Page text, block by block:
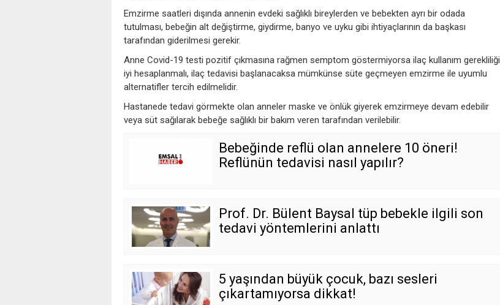
Emzirme saatleri dışında annenin evdeki sağlıklı bireylerden ve bebekten ayrı bir odada
tutulması, bebeğin alt değiştirme, giydirme, banyo ve uyku gibi ihtiyaçlarının da başkası
tarafından giderilmesi gerekir.
Anne Covid-19 testi pozitif çıkmasına rağmen semptom göstermiyorsa ilaç kullanım gerekliliği
iyi hesaplanmalı, ilaç tedavisi başlanacaksa mümkünse süte geçmeyen emzirme ile uyumlu
alternatifler tercih edilmelidir.
Hastanede tedavi görmekte olan anneler maske ve önlük giyerek emzirmeye devam edebilir
veya süt sağılarak bebeğe sağlıklı bir bakım veren tarafından verilebilir.
Bebeğinde reflü olan annelere 10 öneri!
Reflünün tedavisi nasıl yapılır?
Prof. Dr. Bülent Baysal tüp bebekle ilgili son
tedavi yöntemlerini anlattı
5 yaşından büyük çocuk, bazı sesleri
çıkartamıyorsa dikkat!